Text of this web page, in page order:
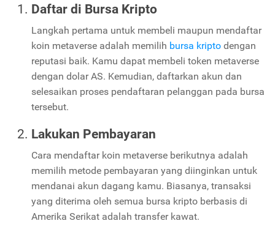
Daftar di Bursa Kripto
Langkah pertama untuk membeli maupun mendaftar
koin metaverse adalah memilih bursa kripto dengan
reputasi baik. Kamu dapat membeli token metaverse
dengan dolar AS. Kemudian, daftarkan akun dan
selesaikan proses pendaftaran pelanggan pada bursa
tersebut.
Lakukan Pembayaran
Cara mendaftar koin metaverse berikutnya adalah
memilih metode pembayaran yang diinginkan untuk
mendanai akun dagang kamu. Biasanya, transaksi
yang diterima oleh semua bursa kripto berbasis di
Amerika Serikat adalah transfer kawat.